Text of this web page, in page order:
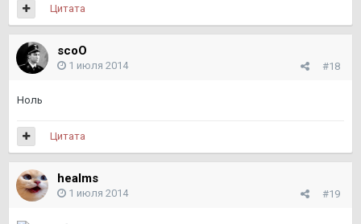
Цитата
scoО
#18
1 июля 2014
Ноль
Цитата
healms
#19
1 июля 2014